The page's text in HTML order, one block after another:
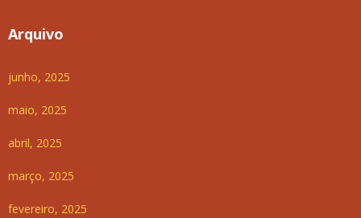
Arquivo
junho, 2025
maio, 2025
abril, 2025
março, 2025
fevereiro, 2025